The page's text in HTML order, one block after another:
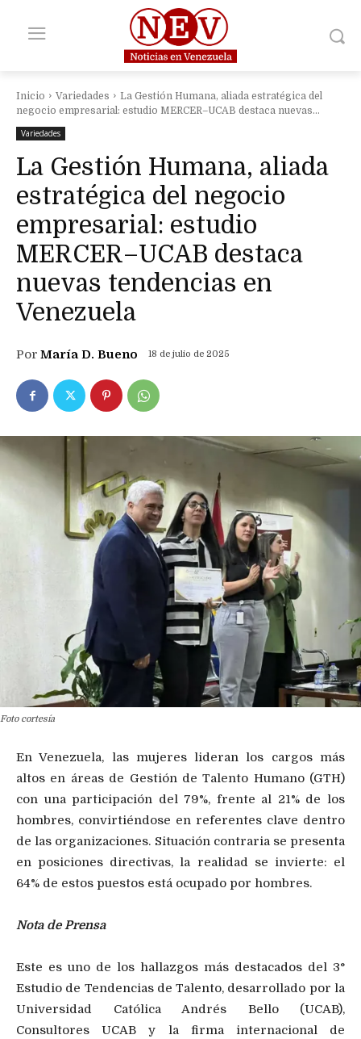
Inicio Variedades
La Gestión Humana, aliada estratégica del
negocio empresarial: estudio MERCER–UCAB destaca nuevas...
Variedades
La Gestión Humana, aliada
estratégica del negocio
empresarial: estudio
MERCER–UCAB destaca
nuevas tendencias en
Venezuela
Por María D. Bueno 18 de julio de 2025
Foto cortesía
En Venezuela, las mujeres lideran los cargos más
altos en áreas de Gestión de Talento Humano (GTH)
con una participación del 79%, frente al 21% de los
hombres, convirtiéndose en referentes clave dentro
de las organizaciones. Situación contraria se presenta
en posiciones directivas, la realidad se invierte: el
64% de estos puestos está ocupado por hombres.
Nota de Prensa
Este es uno de los hallazgos más destacados del 3°
Estudio de Tendencias de Talento, desarrollado por la
Universidad Católica Andrés Bello (UCAB),
Consultores UCAB y la firma internacional de